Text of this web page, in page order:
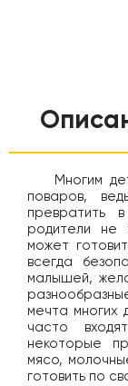
Многим
поваров,
превратить
родители не
может
всегда
малышей,
мечта многих
часто
некоторые
мясо,
готовить по